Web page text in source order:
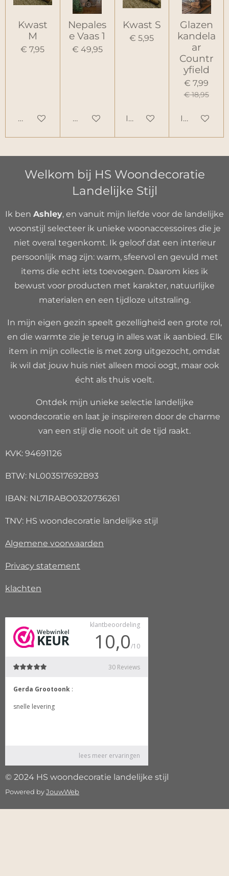
Kwast
M
€ 7,95
Houd mij op de hoogte
Nepales
e Vaas 1
€ 49,95
Houd mij op de hoogte
Kwast S
€ 5,95
In winkelwagen
Glazen
kandela
ar
Countr
yfield
€ 7,99
€ 18,95
In
Welkom bij HS Woondecoratie
Landelijke Stijl
Ik ben Ashley, en vanuit mijn liefde voor de landelijke
woonstijl selecteer ik unieke woonaccessoires die je
niet overal tegenkomt. Ik geloof dat een interieur
persoonlijk mag zijn: warm, sfeervol en gevuld met
items die echt iets toevoegen. Daarom kies ik
bewust voor producten met karakter, natuurlijke
materialen en een tijdloze uitstraling.
In mijn eigen gezin speelt gezelligheid een grote rol,
en die warmte zie je terug in alles wat ik aanbied. Elk
item in mijn collectie is met zorg uitgezocht, omdat
ik wil dat jouw huis niet alleen mooi oogt, maar ook
écht als thuis voelt.
Ontdek mijn unieke selectie landelijke
woondecoratie en laat je inspireren door de charme
van een stijl die nooit uit de tijd raakt.
KVK: 94691126
BTW: NL003517692B93
IBAN: NL71RABO0320736261
TNV: HS woondecoratie landelijke stijl
Algemene voorwaarden
Privacy statement
klachten
© 2024 HS woondecoratie landelijke stijl
Powered byJouwWeb